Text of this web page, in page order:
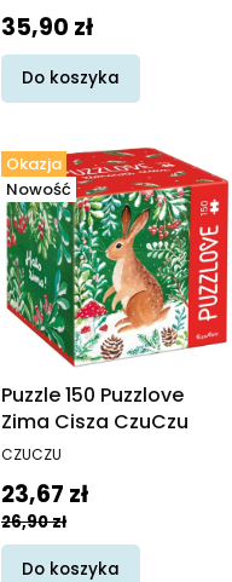
Cena
35,90 zł
Do koszyka
Okazja
Nowość
Puzzle 150 Puzzlove
Zima Cisza CzuCzu
PRODUCENT
CZUCZU
Cena promocyjna
23,67 zł
26,90 zł
Do koszyka